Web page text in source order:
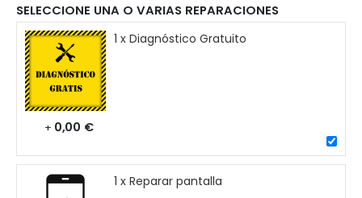
SELECCIONE UNA O VARIAS REPARACIONES
1 x Diagnóstico Gratuito
+ 0,00 €
1 x Reparar pantalla